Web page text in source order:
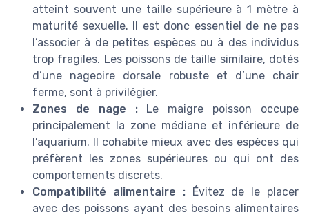
atteint souvent une taille supérieure à 1 mètre à
maturité sexuelle. Il est donc essentiel de ne pas
l’associer à de petites espèces ou à des individus
trop fragiles. Les poissons de taille similaire, dotés
d’une nageoire dorsale robuste et d’une chair
ferme, sont à privilégier.
Zones de nage :Le maigre poisson occupe
principalement la zone médiane et inférieure de
l’aquarium. Il cohabite mieux avec des espèces qui
préfèrent les zones supérieures ou qui ont des
comportements discrets.
Compatibilité alimentaire :Évitez de le placer
avec des poissons ayant des besoins alimentaires